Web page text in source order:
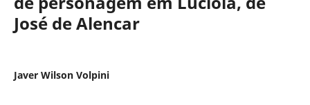
José de Alencar
Javer Wilson Volpini